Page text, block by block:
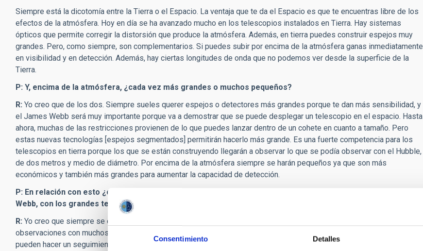
Consentimiento Detalles
Siempre está la dicotomía entre la Tierra o el Espacio. La ventaja que te da el Espacio es que te encuentras libre de los
efectos de la atmósfera. Hoy en día se ha avanzado mucho en los telescopios instalados en Tierra. Hay sistemas
ópticos que permite corregir la distorsión que produce la atmósfera. Además, en tierra puedes construir espejos muy
grandes. Pero, como siempre, son complementarios. Si puedes subir por encima de la atmósfera ganas inmediatamente
en visibilidad y en detección. Además, hay ciertas longitudes de onda que no podemos ver desde la superficie de la
Tierra.
P: Y, encima de la atmósfera, ¿cada vez más grandes o muchos pequeños?
R: Yo creo que de los dos. Siempre sueles querer espejos o detectores más grandes porque te dan más sensibilidad, y
el James Webb será muy importante porque va a demostrar que se puede desplegar un telescopio en el espacio. Hasta
ahora, muchas de las restricciones provienen de lo que puedes lanzar dentro de un cohete en cuanto a tamaño. Pero
estas nuevas tecnologías [espejos segmentados] permitirán hacerlo más grande. Es una fuerte competencia para los
telescopios en tierra porque los que se están construyendo llegarán a observar lo que se podía observar con el Hubble,
de dos metros y medio de diámetro. Por encima de la atmósfera siempre se harán pequeños ya que son más
económicos y también más grandes para aumentar la capacidad de detección.
P: En relación con esto ¿cómo se van a complementar los grandes telescopios espaciales, como el James
Webb, con los grandes telescopios terrestres, como el GTC o el TMT?
R: Yo creo que siempre se complementarán. Muchos de los descubrimientos se realizan a partir de una combinación de
observaciones con muchos telescopios. Cuando el telescopio en el espacio encuentra algo, los situados en tierra
pueden hacer un seguimiento. O viceversa, si un telescopio en tierra ha encontrado algo, con uno del espacio se puede